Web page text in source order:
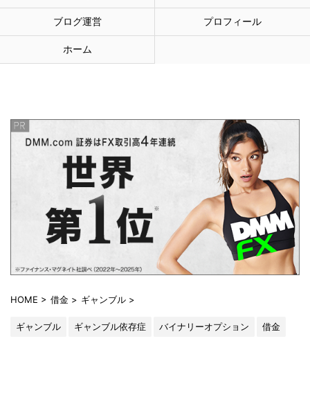
ブログ運営 プロフィール
ホーム
HOME > 借金 > ギャンブル >
ギャンブル ギャンブル依存症 バイナリーオプション 借金